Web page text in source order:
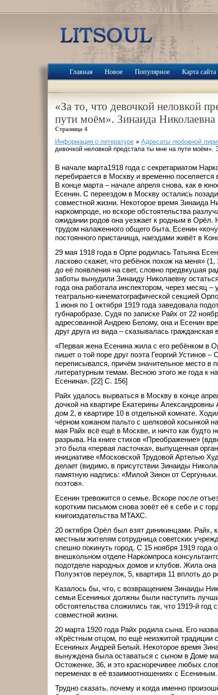
Главная Новое Популярное Карта сайта
«За то, что девочкой неловкой
пути моём». Зинаида Николаевна
Страница 4
Информация о литературе» Адресаты любовной
девочкой неловкой предстала ты мне на пути моём».
В начале марта1918 года с секретариатом
перебирается в Москву и временно поселяется
В конце марта – начале апреля снова, как в
Есенин. С переездом в Москву остались
совместной жизни. Некоторое время Зинаида
наркомпроде, но вскоре обстоятельства
ожидании родов она уезжает к родным в Орёл.
трудом налаженного общего быта. Есенин
постоянного пристанища, наездами живёт в
29 мая 1918 года в Орле родилась Татьяна
ласково скажет, что ребёнок похож на меня» (1,
до её появления на свет, словно предвкушая
заботы вынудили Зинаиду Николаевну
года она работала инспектором, через месяц
театрально-кинематографической секцией
1 июня по 1 октября 1919 года заведовала
губнаробразе. Судя по записке Райх от 22
адресованной Андрею Белому, она и Есенин
друг друга из вида – сказывалась гражданская
«Первая жена Есенина жила с его ребёнком в
пишет о той поре друг поэта Георгий Устинов –
переписывался, причём значительное место в
литературным темам. Весною этого же года к
Есенина». [22] C. 156]
Райх удалось вырваться в Москву в конце
дочкой на квартире Екатерины Александровны
дом 2, в квартире 10 в отдельной комнате.
чёрном кожаном пальто с шелковой косынкой
мая Райх всё ещё в Москве, и ничто как будто
разрыва. На книге стихов «Преображение»
это была «первая ласточка», выпущенная
инициативе «Московской Трудовой Артелью
делает (видимо, в присутствии Зинаиды
памятную надпись: «Милой Зинон от
поэтов».
Есенин тревожится о семье. Вскоре после
коротким письмом снова зовёт её к себе и с
книгоиздательства МТАХС.
20 октября Орёл был взят диникинцами. Райх,
местным жителям сотрудница советских
спешно покинуть город. С 15 ноября 1919 года
внешкольном отделе Наркомпроса
подотделе народных домов и клубов. Жила она
Полуэктов переулок, 5, квартира 11 вплоть до
Казалось бы, что, с возвращением Зинаиды
семьи Есениных должны были наступить
обстоятельства сложились так, что 1919-й год
совместной жизни.
20 марта 1920 года Райх родила сына. Его
«Крёстным отцом, по ещё неизжитой традиции
Есениных Андрей Белый. Некоторое время
вынуждена была оставаться с сыном в Доме
Остоженке, 36, и это красноречивее любых
переменах в её взаимоотношениях с Есениным.
Трудно сказать, почему и когда именно